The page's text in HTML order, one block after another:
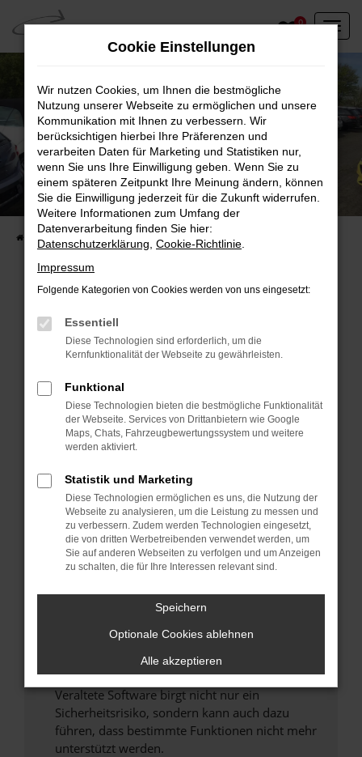
Zum
Hauptinhalt
springen
0
Unser Fahrzeugbestand vor Ort
Entdecken Sie unsere sofort verfügbaren
Fahrzeugangebote
Fehler: Network Error
Beim Laden ist ein Fehler aufgetreten.
Hier sind ein paar Tipps, die dir helfen können:
Überprüfe deine Firewall und deine
Internetverbindung.
Laden andere Webseiten, zum Beispiel deine
Suchmaschine?
Manche Erweiterungen, wie Werbeblocker,
können das Laden bestimmter Seiten
verhindern. Funktioniert die Seite in einem
anderen Browser oder in einem privaten
Fenster?
Das kann manchmal helfen, vorübergehende
Probleme zu beheben.
Stelle sicher, dass dein Browser und dein
Betriebssystem auf dem neuesten Stand
sind.
Veraltete Software birgt nicht nur ein
Sicherheitsrisiko, sondern kann auch dazu
führen, dass bestimmte Funktionen nicht mehr
unterstützt werden.
Cookie Einstellungen
Wir nutzen Cookies, um Ihnen die bestmögliche
Nutzung unserer Webseite zu ermöglichen und unsere
Kommunikation mit Ihnen zu verbessern. Wir
berücksichtigen hierbei Ihre Präferenzen und
verarbeiten Daten für Marketing und Statistiken nur,
wenn Sie uns Ihre Einwilligung geben. Wenn Sie zu
einem späteren Zeitpunkt Ihre Meinung ändern, können
Sie die Einwilligung jederzeit für die Zukunft widerrufen.
Weitere Informationen zum Umfang der
Datenverarbeitung finden Sie hier:
Datenschutzerklärung Cookie-Richtlinie
Impressum
Folgende Kategorien von Cookies werden von uns eingesetzt:
Essentiell
Diese Technologien sind erforderlich, um die
Kernfunktionalität der Webseite zu gewährleisten.
Funktional
Diese Technologien bieten die bestmögliche Funktionalität
der Webseite. Services von Drittanbietern wie Google
Maps, Chats, Fahrzeugbewertungssystem und weitere
werden aktiviert.
Statistik und Marketing
Diese Technologien ermöglichen es uns, die Nutzung der
Webseite zu analysieren, um die Leistung zu messen und
zu verbessern. Zudem werden Technologien eingesetzt,
die von dritten Werbetreibenden verwendet werden, um
Sie auf anderen Webseiten zu verfolgen und um Anzeigen
zu schalten, die für Ihre Interessen relevant sind.
Speichern
Optionale Cookies ablehnen
Alle akzeptieren